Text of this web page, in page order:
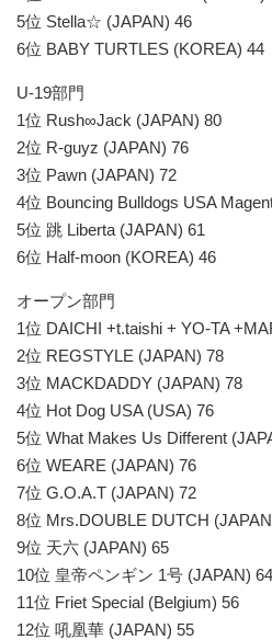
5位 Stella☆ (JAPAN) 46
6位 BABY TURTLES (KOREA) 44
U-19部門
1位 Rush∞Jack (JAPAN) 80
2位 R-guyz (JAPAN) 76
3位 Pawn (JAPAN) 72
4位 Bouncing Bulldogs USA
5位 跳 Liberta (JAPAN) 61
6位 Half-moon (KOREA) 46
オープン部門
1位 DAICHI +t.taishi + YO-TA
2位 REGSTYLE (JAPAN) 78
3位 MACKDADDY (JAPAN) 78
4位 Hot Dog USA (USA) 76
5位 What Makes Us Different
6位 WEARE (JAPAN) 76
7位 G.O.A.T (JAPAN) 72
8位 Mrs.DOUBLE DUTCH
9位 天六 (JAPAN) 65
10位 皇帝ペンギン 1号 (JAPAN) 64
11位 Friet Special (Belgium) 56
12位 吼凰華 (JAPAN) 55